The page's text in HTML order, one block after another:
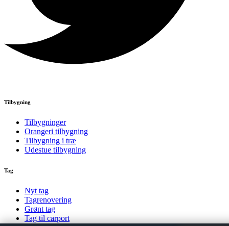
Tilbygning
Tilbygninger
Orangeri tilbygning
Tilbygning i træ
Udestue tilbygning
Tag
Nyt tag
Tagrenovering
Grønt tag
Tag til carport